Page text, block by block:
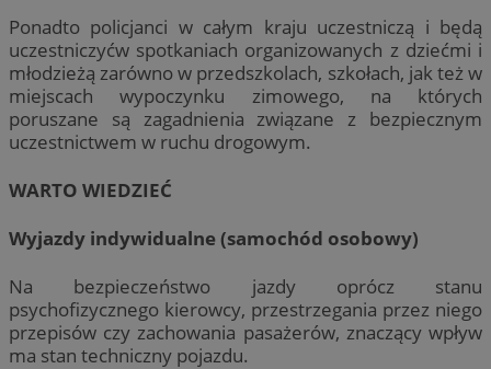
Ponadto policjanci w całym kraju uczestniczą i będą
uczestniczyćw spotkaniach organizowanych z dziećmi i
młodzieżą zarówno w przedszkolach, szkołach, jak też w
miejscach wypoczynku zimowego, na których
poruszane są zagadnienia związane z bezpiecznym
uczestnictwem w ruchu drogowym.
WARTO WIEDZIEĆ
Wyjazdy indywidualne (samochód osobowy)
Na bezpieczeństwo jazdy oprócz stanu
psychofizycznego kierowcy, przestrzegania przez niego
przepisów czy zachowania pasażerów, znaczący wpływ
ma stan techniczny pojazdu.